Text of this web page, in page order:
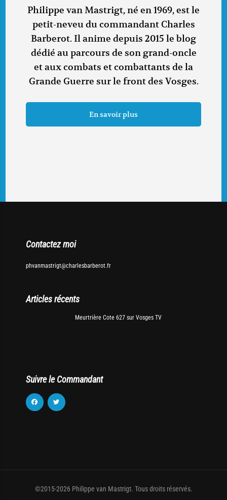
Philippe van Mastrigt, né en 1969, est le
petit-neveu du commandant Charles
Barberot. Il anime depuis 2015 le blog
dédié au parcours de son grand-oncle
et aux combats et combattants de la
Grande Guerre sur le front des Vosges.
En savoir plus
Contactez moi
phvanmastrigt@charlesbarberot.fr
Articles récents
Meurtrière Cote 627 sur Vosges TV
Suivre le Commandant
©2015-2026 Philippe van Mastrigt. Tous droits réservés.